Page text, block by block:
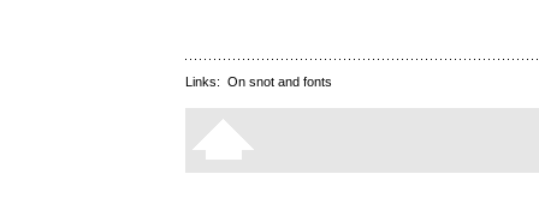
Links: On snot and fonts